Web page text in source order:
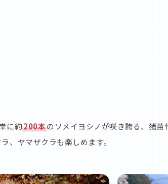
に約200本のソメイヨシノが咲き誇る、猪苗
、ヤマザクラも楽しめます。